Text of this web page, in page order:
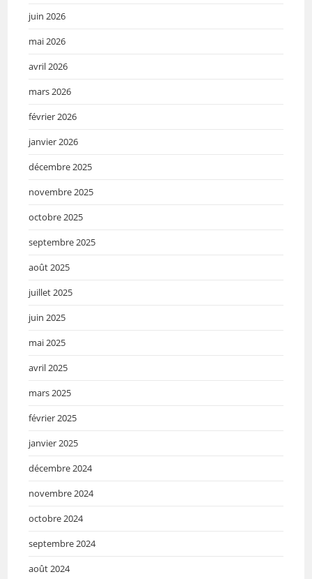
juin 2026
mai 2026
avril 2026
mars 2026
février 2026
janvier 2026
décembre 2025
novembre 2025
octobre 2025
septembre 2025
août 2025
juillet 2025
juin 2025
mai 2025
avril 2025
mars 2025
février 2025
janvier 2025
décembre 2024
novembre 2024
octobre 2024
septembre 2024
août 2024